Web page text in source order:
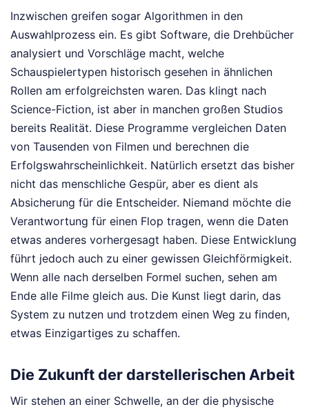
Inzwischen greifen sogar Algorithmen in den
Auswahlprozess ein. Es gibt Software, die Drehbücher
analysiert und Vorschläge macht, welche
Schauspielertypen historisch gesehen in ähnlichen
Rollen am erfolgreichsten waren. Das klingt nach
Science-Fiction, ist aber in manchen großen Studios
bereits Realität. Diese Programme vergleichen Daten
von Tausenden von Filmen und berechnen die
Erfolgswahrscheinlichkeit. Natürlich ersetzt das bisher
nicht das menschliche Gespür, aber es dient als
Absicherung für die Entscheider. Niemand möchte die
Verantwortung für einen Flop tragen, wenn die Daten
etwas anderes vorhergesagt haben. Diese Entwicklung
führt jedoch auch zu einer gewissen Gleichförmigkeit.
Wenn alle nach derselben Formel suchen, sehen am
Ende alle Filme gleich aus. Die Kunst liegt darin, das
System zu nutzen und trotzdem einen Weg zu finden,
etwas Einzigartiges zu schaffen.
Die Zukunft der darstellerischen Arbeit
Wir stehen an einer Schwelle, an der die physische